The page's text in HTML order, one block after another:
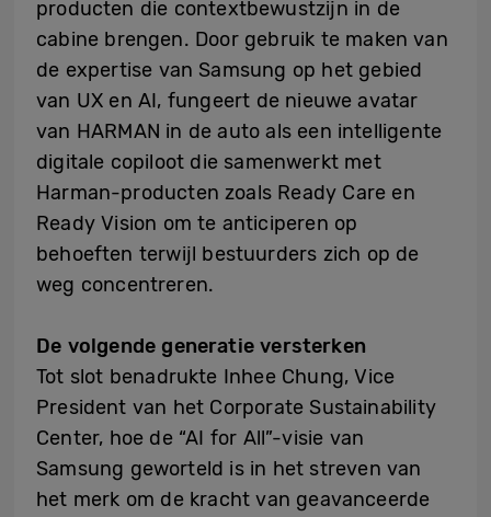
producten die contextbewustzijn in de
cabine brengen. Door gebruik te maken van
de expertise van Samsung op het gebied
van UX en AI, fungeert de nieuwe avatar
van HARMAN in de auto als een intelligente
digitale copiloot die samenwerkt met
Harman-producten zoals Ready Care en
Ready Vision om te anticiperen op
behoeften terwijl bestuurders zich op de
weg concentreren.
De volgende generatie versterken
Tot slot benadrukte Inhee Chung, Vice
President van het Corporate Sustainability
Center, hoe de “AI for All”-visie van
Samsung geworteld is in het streven van
het merk om de kracht van geavanceerde